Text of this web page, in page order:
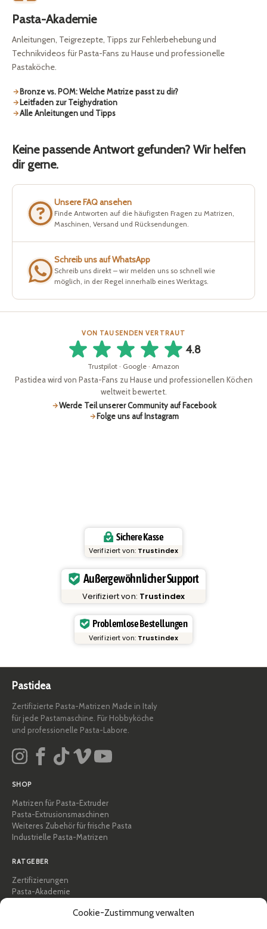
Cookie-Zustimmung verwalten
Pasta-Akademie
Anleitungen, Teigrezepte, Tipps zur Fehlerbehebung und
Technikvideos für Pasta-Fans zu Hause und professionelle
Pastaköche.
Bronze vs. POM: Welche Matrize passt zu dir?
Leitfaden zur Teighydration
Alle Anleitungen und Tipps
Keine passende Antwort gefunden? Wir helfen
dir gerne.
Unsere FAQ ansehen
Finde Antworten auf die häufigsten Fragen zu Matrizen,
Maschinen, Versand und Rücksendungen.
Schreib uns auf WhatsApp
Schreib uns direkt – wir melden uns so schnell wie
möglich, in der Regel innerhalb eines Werktags.
VON TAUSENDEN VERTRAUT
4.8
Trustpilot · Google · Amazon
Pastidea wird von Pasta-Fans zu Hause und professionellen Köchen
weltweit bewertet.
Werde Teil unserer Community auf Facebook
Folge uns auf Instagram
Sichere Kasse
Verifiziert von: Trustindex
Außergewöhnlicher Support
Verifiziert von: Trustindex
Problemlose Bestellungen
Verifiziert von: Trustindex
Pastidea
Zertifizierte Pasta-Matrizen Made in Italy
für jede Pastamaschine. Für Hobbyköche
und professionelle Pasta-Labore.
SHOP
Matrizen für Pasta-Extruder
Pasta-Extrusionsmaschinen
Weiteres Zubehör für frische Pasta
Industrielle Pasta-Matrizen
RATGEBER
Zertifizierungen
Pasta-Akademie